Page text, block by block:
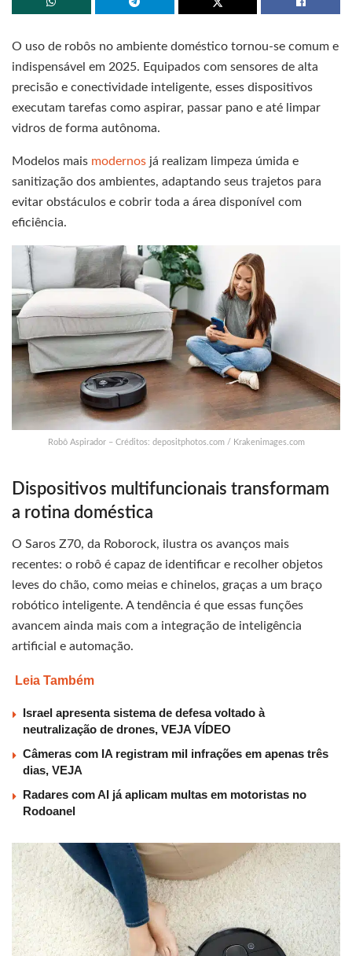
O uso de robôs no ambiente doméstico tornou-se comum e
indispensável em 2025. Equipados com sensores de alta
precisão e conectividade inteligente, esses dispositivos
executam tarefas como aspirar, passar pano e até limpar
vidros de forma autônoma.
Modelos mais modernos já realizam limpeza úmida e
sanitização dos ambientes, adaptando seus trajetos para
evitar obstáculos e cobrir toda a área disponível com
eficiência.
Robô Aspirador – Créditos: depositphotos.com / Krakenimages.com
Dispositivos multifuncionais transformam
a rotina doméstica
O Saros Z70, da Roborock, ilustra os avanços mais
recentes: o robô é capaz de identificar e recolher objetos
leves do chão, como meias e chinelos, graças a um braço
robótico inteligente. A tendência é que essas funções
avancem ainda mais com a integração de inteligência
artificial e automação.
Leia Também
Israel apresenta sistema de defesa voltado à
neutralização de drones, VEJA VÍDEO
Câmeras com IA registram mil infrações em apenas três
dias, VEJA
Radares com AI já aplicam multas em motoristas no
Rodoanel